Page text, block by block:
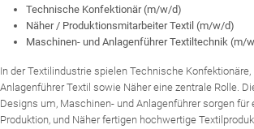
Technische Konfektionär (m/w/d)
Näher / Produktionsmitarbeiter Textil (m/w/d)
Maschinen- und Anlagenführer Textiltechnik (m/
In der Textilindustrie spielen Technische
Anlagenführer Textil sowie Näher eine zentrale Rolle.
Designs um, Maschinen- und Anlagenführer sorgen für
Produktion, und Näher fertigen hochwertige